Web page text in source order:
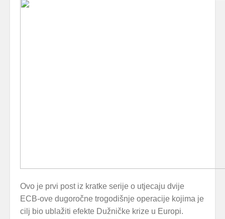
Ovo je prvi post iz kratke serije o utjecaju dvije
ECB-ove dugoročne trogodišnje operacije kojima je
cilj bio ublažiti efekte Dužničke krize u Europi.